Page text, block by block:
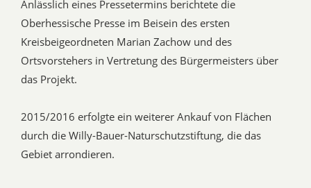
Anlässlich eines Pressetermins berichtete die
Oberhessische Presse im Beisein des ersten
Kreisbeigeordneten Marian Zachow und des
Ortsvorstehers in Vertretung des Bürgermeisters über
das Projekt.
2015/2016 erfolgte ein weiterer Ankauf von Flächen
durch die Willy-Bauer-Naturschutzstiftung, die das
Gebiet arrondieren.